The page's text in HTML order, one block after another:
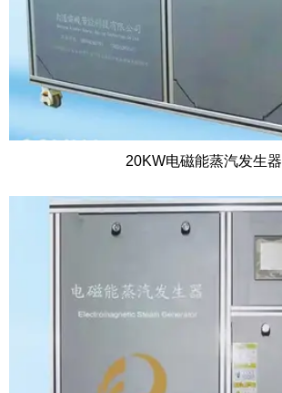
20KW电磁能蒸汽发生器